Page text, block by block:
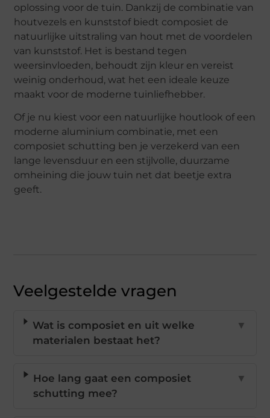
oplossing voor de tuin. Dankzij de combinatie van
houtvezels en kunststof biedt composiet de
natuurlijke uitstraling van hout met de voordelen
van kunststof. Het is bestand tegen
weersinvloeden, behoudt zijn kleur en vereist
weinig onderhoud, wat het een ideale keuze
maakt voor de moderne tuinliefhebber.
Of je nu kiest voor een natuurlijke houtlook of een
moderne aluminium combinatie, met een
composiet schutting ben je verzekerd van een
lange levensduur en een stijlvolle, duurzame
omheining die jouw tuin net dat beetje extra
geeft.
Veelgestelde vragen
Wat is composiet en uit welke
materialen bestaat het?
▼
Hoe lang gaat een composiet
schutting mee?
▼